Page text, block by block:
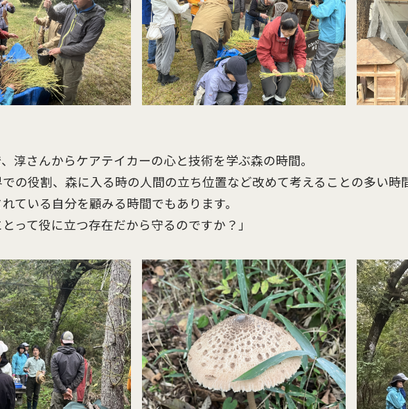
淳さんからケアテイカーの心と技術を学ぶ森の時間。
の役割、森に入る時の人間の立ち位置など改めて考えることの多い時
ている自分を顧みる時間でもあります。
とって役に立つ存在だから守るのですか？」